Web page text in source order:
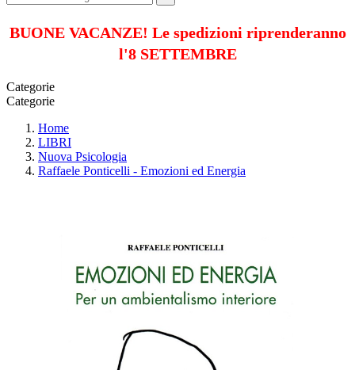
BUONE VACANZE! Le spedizioni riprenderanno
l'8 SETTEMBRE
Categorie
Categorie
Home
LIBRI
Nuova Psicologia
Raffaele Ponticelli - Emozioni ed Energia